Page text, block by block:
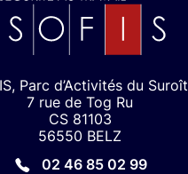
Parc d’Activités du Suroît
7 rue de Tog Ru
CS 81103
56550 BELZ
02 46 85 02 99